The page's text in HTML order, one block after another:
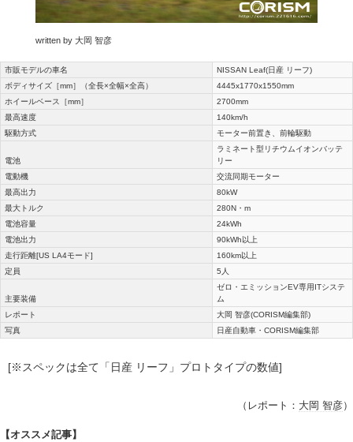
written by 大岡 智彦
市販モデルの車名
NISSAN Leaf(日産 リーフ)
ボディサイズ［mm］（全長×全幅×全高）
4445x1770x1550mm
ホイールベース［mm］
2700mm
最高速度
140km/h
駆動方式
モーター前置き、前輪駆動
電池
ラミネート型リチウムイオンバッテ
リー
電動機
交流同期モーター
最高出力
80kW
最大トルク
280N・m
電池容量
24kWh
電池出力
90kWh以上
走行距離[US LA4モード]
160km以上
定員
5人
主要装備
ゼロ・エミッションEV専用ITシステ
ム
レポート
大岡 智彦(CORISM編集部)
写真
日産自動車・CORISM編集部
[※スペックは全て「日産 リーフ」プロトタイプの数値]
（レポート： 大岡 智彦）
【オススメ記事】